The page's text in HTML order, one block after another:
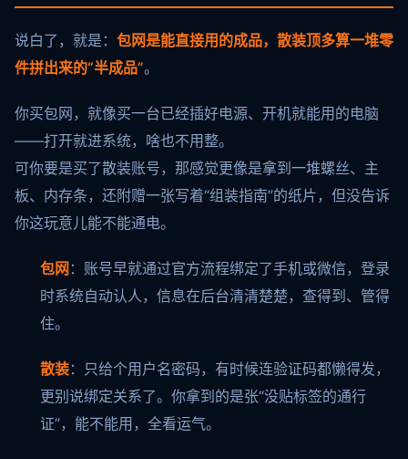
说白了，就是： 包网是能直接用的成品，散装顶多算一堆零
件拼出来的“半成品”。
你买包网，就像买一台已经插好电源、开机就能用的电脑
——打开就进系统，啥也不用整。
可你要是买了散装账号，那感觉更像是拿到一堆螺丝、主
板、内存条，还附赠一张写着“组装指南”的纸片，但没告诉
你这玩意儿能不能通电。
包网 ：账号早就通过官方流程绑定了手机或微信，登录
时系统自动认人，信息在后台清清楚楚，查得到、管得
住。
散装：只给个用户名密码，有时候连验证码都懒得发，
更别说绑定关系了。你拿到的是张“没贴标签的通行
证”，能不能用，全看运气。